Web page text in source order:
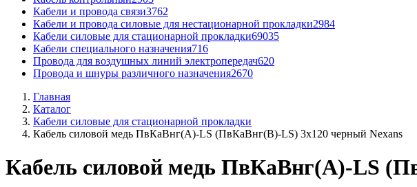
Кабели и провода связи3762
Кабели и провода силовые для нестационарной прокладки2984
Кабели силовые для стационарной прокладки69035
Кабели специального назначения716
Провода для воздушных линий электропередач620
Провода и шнуры различного назначения2670
Главная
Каталог
Кабели силовые для стационарной прокладки
Кабель силовой медь ПвКаВнг(A)-LS (ПвКаВнг(B)-LS) 3x120 черный Nexans
Кабель силовой медь ПвКаВнг(A)-LS